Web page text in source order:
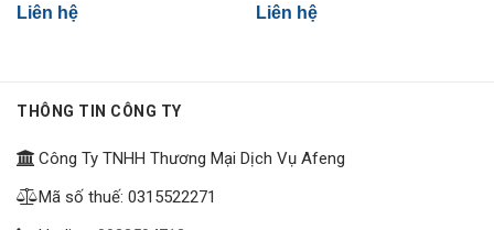
Liên hệ Liên hệ
THÔNG TIN CÔNG TY
Công Ty TNHH Thương Mại Dịch Vụ Afeng
Mã số thuế: 0315522271